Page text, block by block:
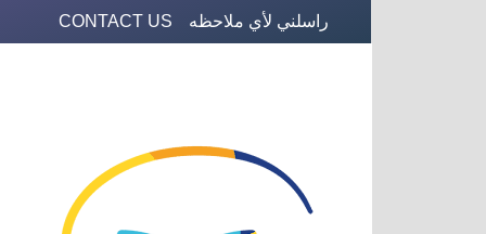
CONTACT US راسلني لأي ملاحظه